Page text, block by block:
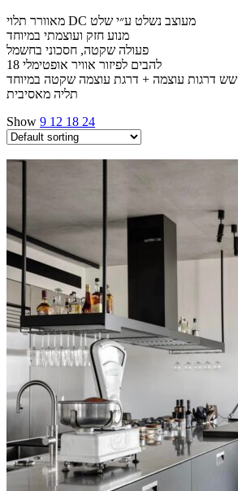
מאוורר תלוי DC מעוצב נשלט ע״י שלט
מנוע חזק ועוצמתי במיוחד
פעולה שקטה, חסכוני בחשמל
18 להבים לפיזור אוויר אופטימלי
שש דרגות עוצמה + דרגת עוצמה שקטה במיוחד
תליה מאסיבית
Show 9 12 18 24